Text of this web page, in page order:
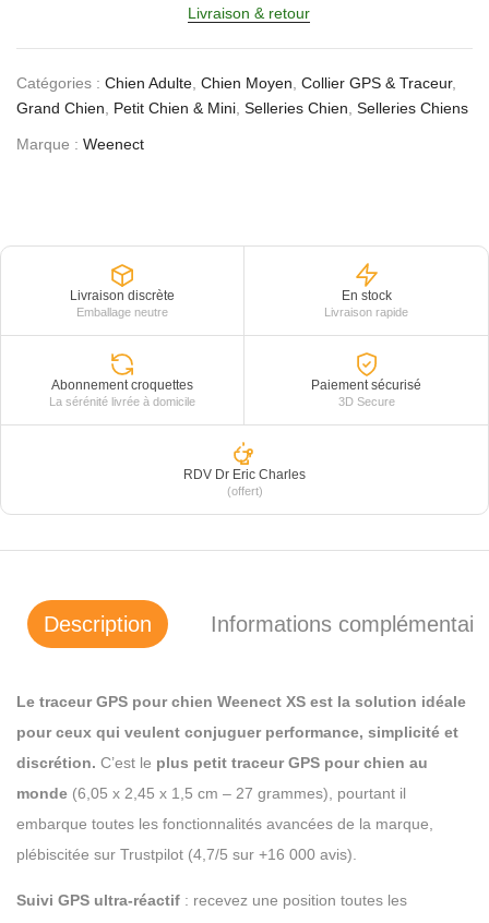
Livraison & retour
Catégories : Chien Adulte, Chien Moyen, Collier GPS & Traceur,
Grand Chien, Petit Chien & Mini, Selleries Chien, Selleries Chiens
Marque : Weenect
Livraison discrète
Emballage neutre
En stock
Livraison rapide
Abonnement croquettes
La sérénité livrée à domicile
Paiement sécurisé
3D Secure
RDV Dr Eric Charles
(offert)
Description Informations
Le traceur GPS pour chien Weenect XS est la solution idéale
pour ceux qui veulent conjuguer performance, simplicité et
discrétion. C’est le plus petit traceur GPS pour chien au
monde (6,05 x 2,45 x 1,5 cm – 27 grammes), pourtant il
embarque toutes les fonctionnalités avancées de la marque,
plébiscitée sur Trustpilot (4,7/5 sur +16 000 avis).
Suivi GPS ultra-réactif : recevez une position toutes les